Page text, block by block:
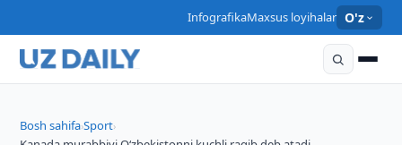
InfografikaMaxsus loyihalar O'z
Bosh sahifa›Sport›